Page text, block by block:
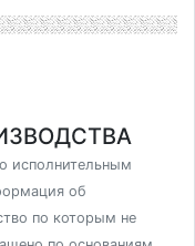
исполнительным
об
по которым не